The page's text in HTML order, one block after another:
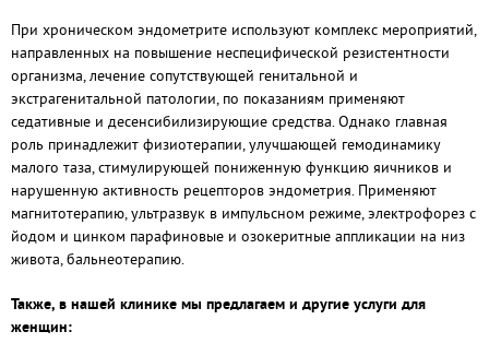
При хроническом эндометрите используют комплекс мероприятий,
направленных на повышение неспецифической резистентности
организма, лечение сопутствующей генитальной и
экстрагенитальной патологии, по показаниям применяют
седативные и десенсибилизирующие средства. Однако главная
роль принадлежит физиотерапии, улучшающей гемодинамику
малого таза, стимулирующей пониженную функцию яичников и
нарушенную активность рецепторов эндометрия. Применяют
магнитотерапию, ультразвук в импульсном режиме, электрофорез с
йодом и цинком парафиновые и озокеритные аппликации на низ
живота, бальнеотерапию.
Также, в нашей клинике мы предлагаем и другие услуги для
женщин: